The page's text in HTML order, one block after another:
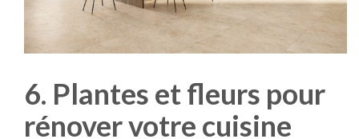
6. Plantes et fleurs pour
rénover votre cuisine